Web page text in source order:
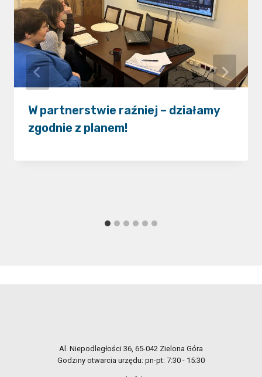
W partnerstwie raźniej – działamy
zgodnie z planem!
Al. Niepodległości 36, 65-042 Zielona Góra
Godziny otwarcia urzędu: pn-pt: 7:30 - 15:30